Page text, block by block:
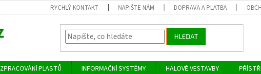
RYCHLÝ KONTAKT NAPIŠTE NÁM DOPRAVA A PLATBA
HLEDAT
ZPRACOVÁNÍ PLASTŮ INFORMAČNÍ SYSTÉMY HALOVÉ VESTAVBY